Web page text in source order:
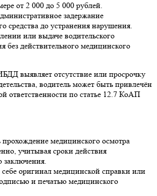
от 2 000 до 5 000 рублей.
задержание
средства до устранения нарушения.
или выдаче водительского
без действительного медицинского
выявляет отсутствие или просрочку
водитель может быть привлечён
ответственности по статье 12.7 КоАП
медицинского осмотра
учитывая сроки действия
заключения.
оригинал медицинской справки или
и печатью медицинского